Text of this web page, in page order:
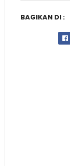
BAGIKAN DI :